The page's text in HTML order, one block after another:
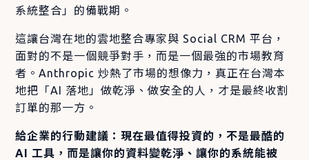
系統整合」的備戰期。
這讓台灣在地的雲地整合專家與 Social CRM 平台，
面對的不是一個競爭對手，而是一個最強的市場教育
者。Anthropic 炒熱了市場的想像力，真正在台灣本
地把「AI 落地」做乾淨、做安全的人，才是最終收割
訂單的那一方。
給企業的行動建議：現在最值得投資的，不是最酷的
AI 工具，而是讓你的資料變乾淨、讓你的系統能被